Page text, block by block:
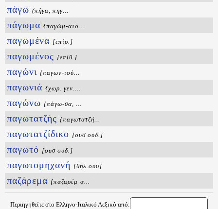
πάγω (πήγα, πηγ...
πάγωμα {παγώμ-ατο...
παγωμένα [επίρ.]
παγωμένος [επίθ.]
παγώνι {παγων-ιού...
παγωνιά {χωρ. γεν....
παγώνω {πάγω-σα, ...
παγωτατζής {παγωτατζή...
παγωτατζίδικο [ουσ ουδ.]
παγωτό [ουσ ουδ.]
παγωτομηχανή [θηλ.ουσ]
παζάρεμα {παζαρέμ-α...
Περιηγηθείτε στο Ελληνο-Ιταλικό Λεξικό από: